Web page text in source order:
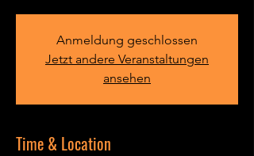
Anmeldung geschlossen
Jetzt andere Veranstaltungen
ansehen
Time & Location